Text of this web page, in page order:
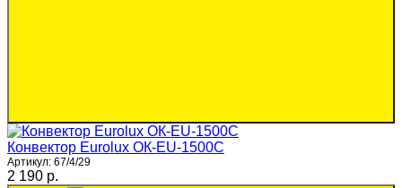
Конвектор Eurolux ОК-EU-1500C
Артикул: 67/4/29
2 190 p.